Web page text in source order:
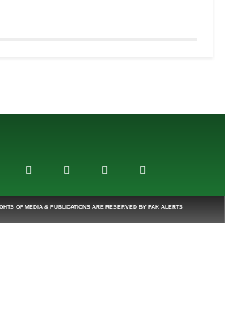
OF MEDIA & PUBLICATIONS ARE RESERVED BY PAK ALERTS